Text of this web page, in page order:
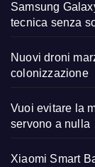
Samsung
tecnica senza
Nuovi droni
colonizzazione
Vuoi evitare la
servono a nulla
Xiaomi Smart